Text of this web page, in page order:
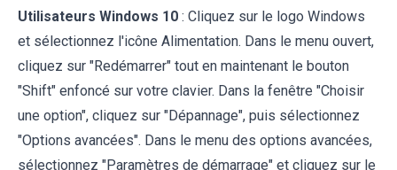
Utilisateurs Windows 10 : Cliquez sur le logo Windows
et sélectionnez l'icône Alimentation. Dans le menu ouvert,
cliquez sur "Redémarrer" tout en maintenant le bouton
"Shift" enfoncé sur votre clavier. Dans la fenêtre "Choisir
une option", cliquez sur "Dépannage", puis sélectionnez
"Options avancées". Dans le menu des options avancées,
sélectionnez "Paramètres de démarrage" et cliquez sur le